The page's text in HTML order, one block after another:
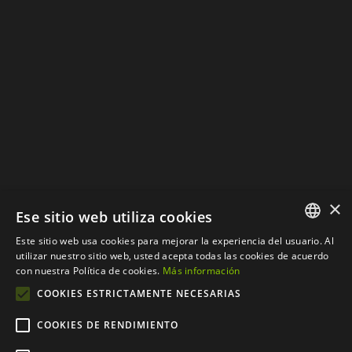
SPANISH
×
Ese sitio web utiliza cookies
Este sitio web usa cookies para mejorar la experiencia del usuario. Al
utilizar nuestro sitio web, usted acepta todas las cookies de acuerdo
con nuestra Política de cookies. Más información
COOKIES ESTRICTAMENTE NECESARIAS
COOKIES DE RENDIMIENTO